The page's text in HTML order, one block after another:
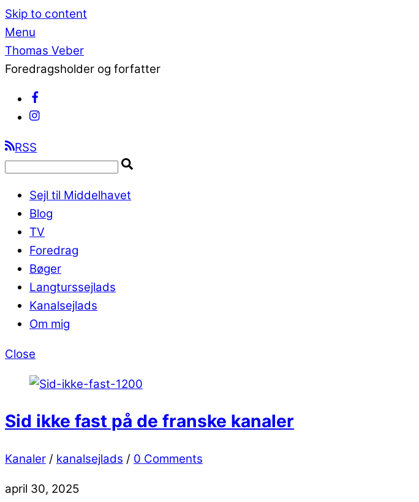
Skip to content
Menu
Thomas Veber
Foredragsholder og forfatter
RSS
Sejl til Middelhavet
Blog
TV
Foredrag
Bøger
Langturssejlads
Kanalsejlads
Om mig
Close
Sid ikke fast på de franske kanaler
Kanaler / kanalsejlads / 0 Comments
april 30, 2025